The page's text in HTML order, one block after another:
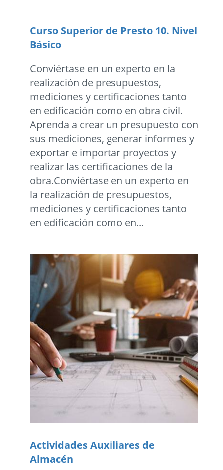
Curso Superior de Presto 10. Nivel
Básico
Conviértase en un experto en la
realización de presupuestos,
mediciones y certificaciones tanto
en edificación como en obra civil.
Aprenda a crear un presupuesto con
sus mediciones, generar informes y
exportar e importar proyectos y
realizar las certificaciones de la
obra.Conviértase en un experto en
la realización de presupuestos,
mediciones y certificaciones tanto
en edificación como en...
Actividades Auxiliares de
Almacén